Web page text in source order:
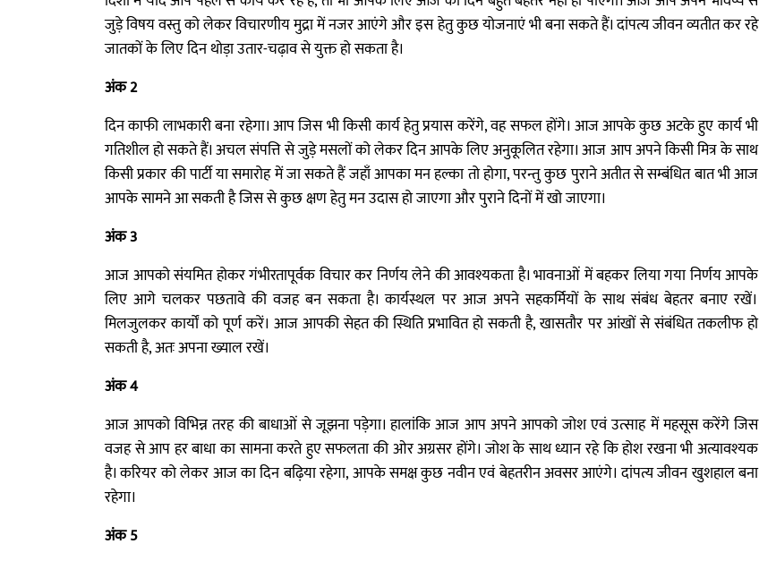
जुड़े विषय वस्तु को लेकर विचारणीय मुद्रा में नजर आएंगे और इस हेतु कुछ योजनाएं भी बना सकते हैं। दांपत्य जीवन व्यतीत कर रहे
जातकों के लिए दिन थोड़ा उतार-चढ़ाव से युक्त हो सकता है।
अंक 2
दिन काफी लाभकारी बना रहेगा। आप जिस भी किसी कार्य हेतु प्रयास करेंगे, वह सफल होंगे। आज आपके कुछ अटके हुए कार्य भी
गतिशील हो सकते हैं। अचल संपत्ति से जुड़े मसलों को लेकर दिन आपके लिए अनुकूलित रहेगा। आज आप अपने किसी मित्र के साथ
किसी प्रकार की पार्टी या समारोह में जा सकते हैं जहाँ आपका मन हल्का तो होगा, परन्तु कुछ पुराने अतीत से सम्बंधित बात भी आज
आपके सामने आ सकती है जिस से कुछ क्षण हेतु मन उदास हो जाएगा और पुराने दिनों में खो जाएगा।
अंक 3
आज आपको संयमित होकर गंभीरतापूर्वक विचार कर निर्णय लेने की आवश्यकता है। भावनाओं में बहकर लिया गया निर्णय आपके
लिए आगे चलकर पछतावे की वजह बन सकता है। कार्यस्थल पर आज अपने सहकर्मियों के साथ संबंध बेहतर बनाए रखें।
मिलजुलकर कार्यों को पूर्ण करें। आज आपकी सेहत की स्थिति प्रभावित हो सकती है, खासतौर पर आंखों से संबंधित तकलीफ हो
सकती है, अतः अपना ख्याल रखें।
अंक 4
आज आपको विभिन्न तरह की बाधाओं से जूझना पड़ेगा। हालांकि आज आप अपने आपको जोश एवं उत्साह में महसूस करेंगे जिस
वजह से आप हर बाधा का सामना करते हुए सफलता की ओर अग्रसर होंगे। जोश के साथ ध्यान रहे कि होश रखना भी अत्यावश्यक
है। करियर को लेकर आज का दिन बढ़िया रहेगा, आपके समक्ष कुछ नवीन एवं बेहतरीन अवसर आएंगे। दांपत्य जीवन खुशहाल बना
रहेगा।
अंक 5